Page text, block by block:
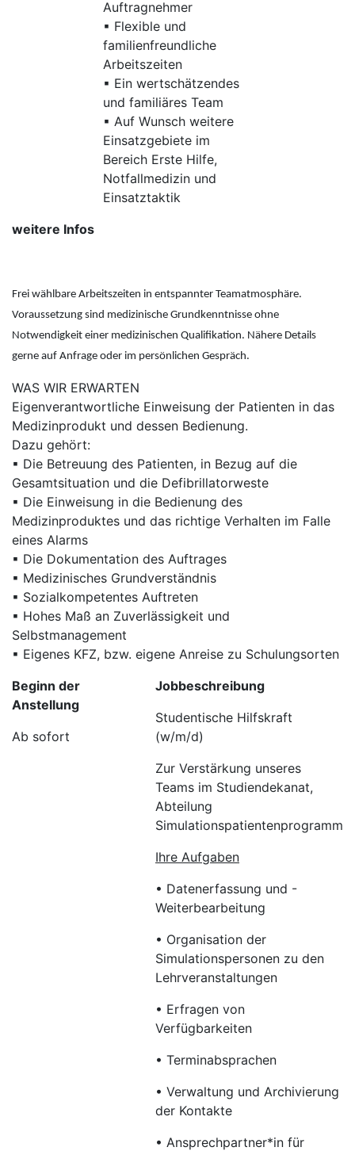
Auftragnehmer
▪ Flexible und
familienfreundliche
Arbeitszeiten
▪ Ein wertschätzendes
und familiäres Team
▪ Auf Wunsch weitere
Einsatzgebiete im
Bereich Erste Hilfe,
Notfallmedizin und
Einsatztaktik
weitere Infos
Frei wählbare Arbeitszeiten in entspannter Teamatmosphäre.
Voraussetzung sind medizinische Grundkenntnisse ohne
Notwendigkeit einer medizinischen Qualifikation. Nähere Details
gerne auf Anfrage oder im persönlichen Gespräch.
WAS WIR ERWARTEN
Eigenverantwortliche Einweisung der Patienten in das
Medizinprodukt und dessen Bedienung.
Dazu gehört:
▪ Die Betreuung des Patienten, in Bezug auf die
Gesamtsituation und die Defibrillatorweste
▪ Die Einweisung in die Bedienung des
Medizinproduktes und das richtige Verhalten im Falle
eines Alarms
▪ Die Dokumentation des Auftrages
▪ Medizinisches Grundverständnis
▪ Sozialkompetentes Auftreten
▪ Hohes Maß an Zuverlässigkeit und
Selbstmanagement
▪ Eigenes KFZ, bzw. eigene Anreise zu Schulungsorten
Beginn der
Anstellung
Ab sofort
Jobbeschreibung
Studentische Hilfskraft
(w/m/d)
Zur Verstärkung unseres
Teams im Studiendekanat,
Abteilung
Simulationspatientenprogramm
Ihre Aufgaben
• Datenerfassung und -
Weiterbearbeitung
• Organisation der
Simulationspersonen zu den
Lehrveranstaltungen
• Erfragen von
Verfügbarkeiten
• Terminabsprachen
• Verwaltung und Archivierung
der Kontakte
• Ansprechpartner*in für